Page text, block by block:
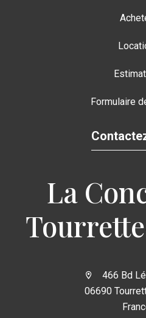
Formulaire
La
466 Bd
06690